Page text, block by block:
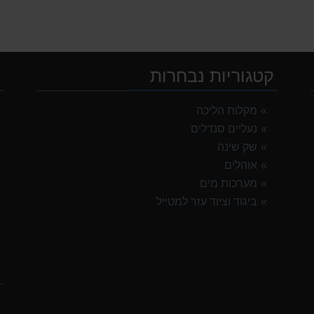
קטגוריות נבחרות
מקלות הליכה
נעליים סנדלים
שק שינה
אוהלים
מערכות מים
ביגוד וציוד עזר למטייל